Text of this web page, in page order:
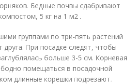
Бедные почвы сдабривают
5 кг на 1 м2 .
группами по три-пять растений
друга. При посадке следят, чтобы
больше 3-5 см. Корневая
помещаться в посадочной
длинные корешки подрезают.